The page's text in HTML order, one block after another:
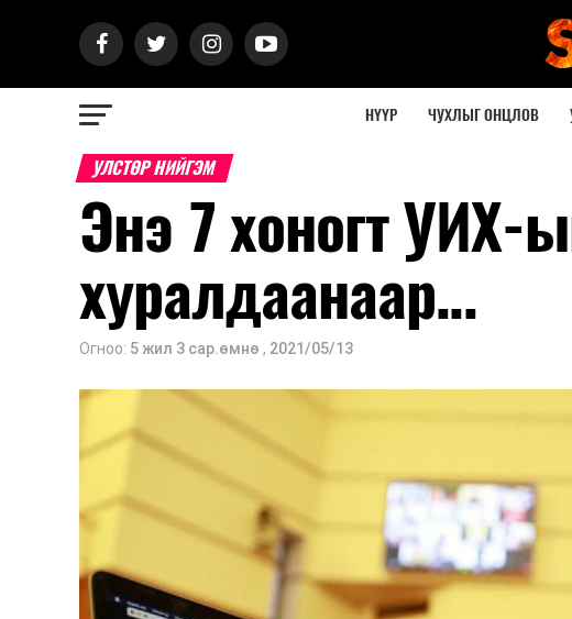
НҮҮР ЧУХЛЫГ ОНЦЛОВ
УЛСТӨР НИЙГЭМ
Энэ 7 хоногт УИХ-
хуралдаанаар...
Огноо: 5 жил 3 сар.өмнө , 2021/05/13